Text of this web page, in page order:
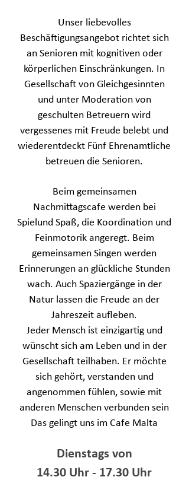
Unser liebevolles
Beschäftigungsangebot richtet sich
an Senioren mit kognitiven oder
körperlichen Einschränkungen. In
Gesellschaft von Gleichgesinnten
und unter Moderation von
geschulten Betreuern wird
vergessenes mit Freude belebt und
wiederentdeckt Fünf Ehrenamtliche
betreuen die Senioren.
Beim gemeinsamen
Nachmittagscafe werden bei
Spielund Spaß, die Koordination und
Feinmotorik angeregt. Beim
gemeinsamen Singen werden
Erinnerungen an glückliche Stunden
wach. Auch Spaziergänge in der
Natur lassen die Freude an der
Jahreszeit aufleben.
Jeder Mensch ist einzigartig und
wünscht sich am Leben und in der
Gesellschaft teilhaben. Er möchte
sich gehört, verstanden und
angenommen fühlen, sowie mit
anderen Menschen verbunden sein
Das gelingt uns im Cafe Malta
Dienstags von
14.30 Uhr - 17.30 Uhr